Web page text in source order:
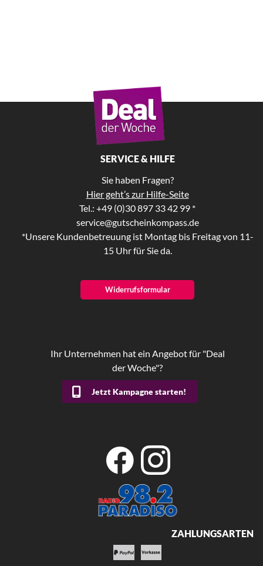
SERVICE & HILFE
Sie haben Fragen?
Hier geht’s zur Hilfe-Seite
Tel.: +49 (0)30 897 33 42 99 *
service@gutscheinkompass.de
*Unsere Kundenbetreuung ist Montag bis Freitag von 11-
15 Uhr für Sie da.
Widerrufsformular
Ihr Unternehmen hat ein Angebot für "Deal
der Woche"?
Jetzt Kampagne starten!
ZAHLUNGSARTEN